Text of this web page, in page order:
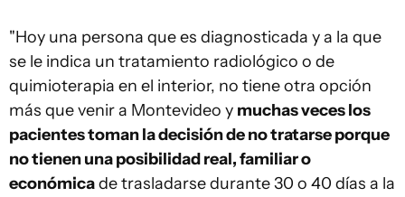
"Hoy una persona que es diagnosticada y a la que
se le indica un tratamiento radiológico o de
quimioterapia en el interior, no tiene otra opción
más que venir a Montevideo y muchas veces los
pacientes toman la decisión de no tratarse porque
no tienen una posibilidad real, familiar o
económicade trasladarse durante 30 o 40 días a la